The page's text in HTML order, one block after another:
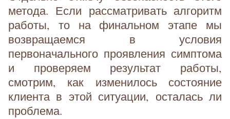
метода. Если рассматривать алгоритм
работы, то на финальном этапе мы
возвращаемся в условия
первоначального проявления симптома
и проверяем результат работы,
смотрим, как изменилось состояние
клиента в этой ситуации, осталась ли
проблема.